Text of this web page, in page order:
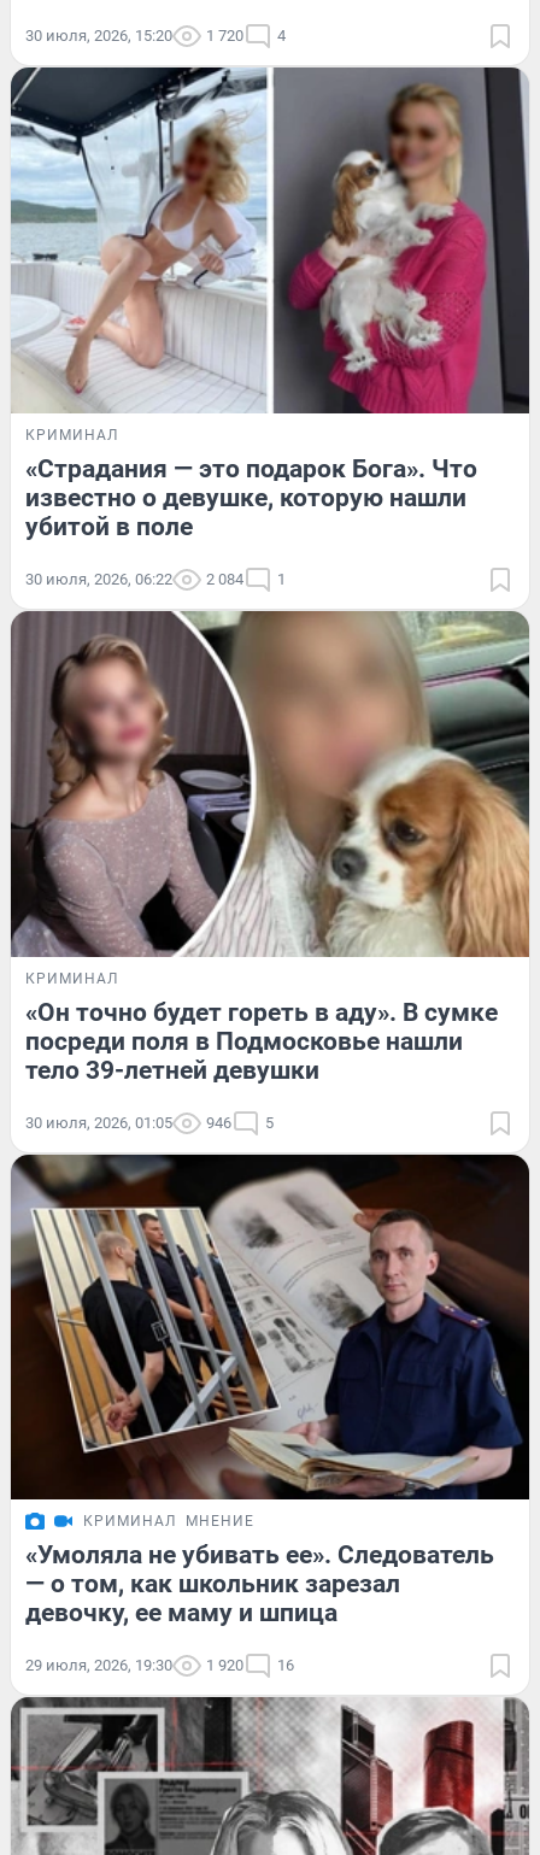
30 июля, 2026, 15:20 1 720 4
КРИМИНАЛ
«Страдания — это подарок Бога». Что
известно о девушке, которую нашли
убитой в поле
30 июля, 2026, 06:22 2 084 1
КРИМИНАЛ
«Он точно будет гореть в аду». В сумке
посреди поля в Подмосковье нашли
тело 39-летней девушки
30 июля, 2026, 01:05 946 5
КРИМИНАЛ МНЕНИЕ
«Умоляла не убивать ее». Следователь
— о том, как школьник зарезал
девочку, ее маму и шпица
29 июля, 2026, 19:30 1 920 16